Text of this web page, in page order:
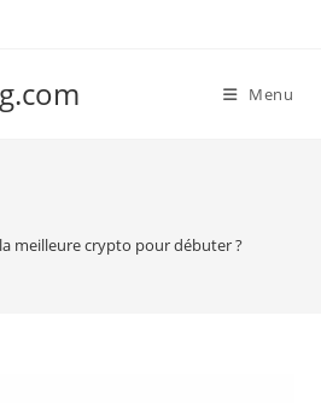
Menu
meilleure crypto pour débuter ?